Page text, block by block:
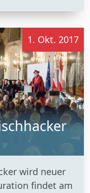
1. Okt. 2017
wird neuer
findet am